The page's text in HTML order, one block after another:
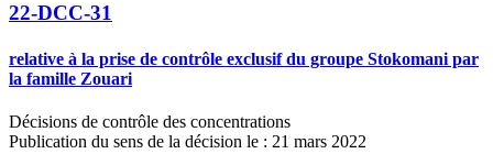
22-DCC-31
relative à la prise de contrôle exclusif du groupe Stokomani par
la famille Zouari
Décisions de contrôle des concentrations
Publication du sens de la décision le : 21 mars 2022